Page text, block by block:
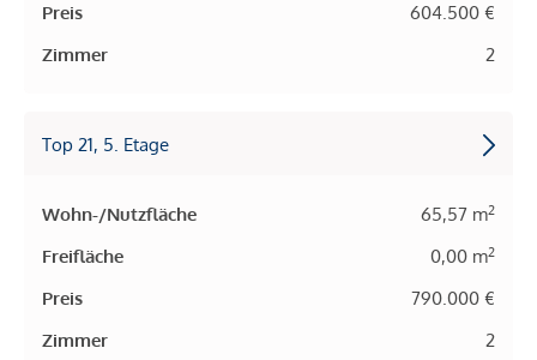
Preis
604.500 €
Zimmer
2
Top 21, 5. Etage
Wohn-/Nutzfläche 65,57 m2
Freifläche 0,00 m2
Preis
790.000 €
Zimmer
2